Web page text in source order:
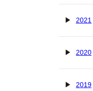
2021
2020
2019